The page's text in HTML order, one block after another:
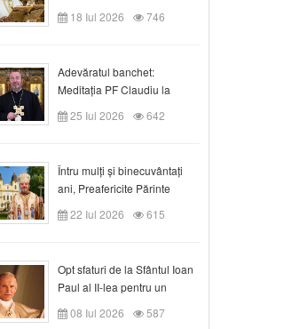
duminica a VII-a după Rusalii
18 Iul 2026 746
Adevăratul banchet:
Meditația PF Claudiu la
Duminica a VIII-a după
Rusalii
25 Iul 2026 642
Întru mulți și binecuvântați
ani, Preafericite Părinte
Claudiu!
22 Iul 2026 615
Opt sfaturi de la Sfântul Ioan
Paul al II-lea pentru un
creștin
08 Iul 2026 587